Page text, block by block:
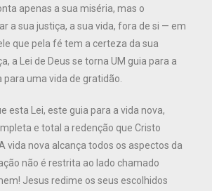
apenas a sua miséria, mas o
a sua justiça, a sua vida, fora de si — em
que pela fé tem a certeza da sua
a Lei de Deus se torna UM guia para a
para uma vida de gratidão.
esta Lei, este guia para a vida nova,
e total a redenção que Cristo
vida nova alcança todos os aspectos da
não é restrita ao lado chamado
Jesus redime os seus escolhidos